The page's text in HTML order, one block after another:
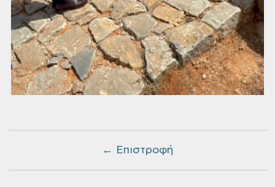
← Επιστροφή